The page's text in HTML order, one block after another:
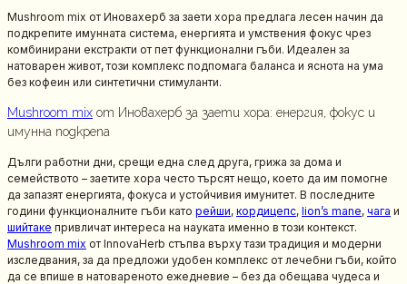
Mushroom mix от Иновахерб за заети хора предлага лесен начин да
подкрепите имунната система, енергията и умствения фокус чрез
комбинирани екстракти от пет функционални гъби. Идеален за
натоварен живот, този комплекс подпомага баланса и яснота на ума
без кофеин или синтетични стимуланти.
Mushroom mix от Иновахерб за заети хора: енергия, фокус и
имунна подкрепа
Дълги работни дни, срещи една след друга, грижа за дома и
семейството – заетите хора често търсят нещо, което да им помогне
да запазят енергията, фокуса и устойчивия имунитет. В последните
години функционалните гъби като рейши, кордицепс, lion’s mane, чага и
шийтаке привличат интереса на науката именно в този контекст.
Mushroom mix от InnovaHerb стъпва върху тази традиция и модерни
изследвания, за да предложи удобен комплекс от лечебни гъби, който
да се впише в натовареното ежедневие – без да обещава чудеса и